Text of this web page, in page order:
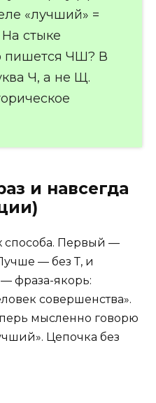
«лучший» =
На стыке
пишется ЧШ? В
Ч, а не Щ.
и навсегда
способа. Первый —
— без Т, и
фраза-якорь:
совершенства».
мысленно говорю
Цепочка без